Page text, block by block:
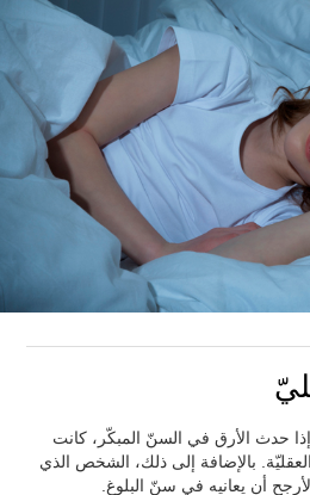
إذا حدث الأرق في السنّ المبكّر، كانت
بالإضافة إلى ذلك، الشخص الذي
أن يعانيه في سنّ البلوغ.